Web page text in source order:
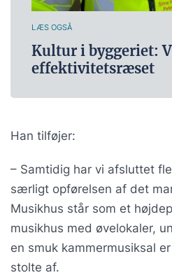
LÆS OGSÅ
Kultur i byggeriet:
effektivitetsræset
Han tilføjer:
– Samtidig har vi afsluttet
særligt opførelsen af det
Musikhus står som et
musikhus med øvelokaler,
en smuk kammermusiksal
stolte af.